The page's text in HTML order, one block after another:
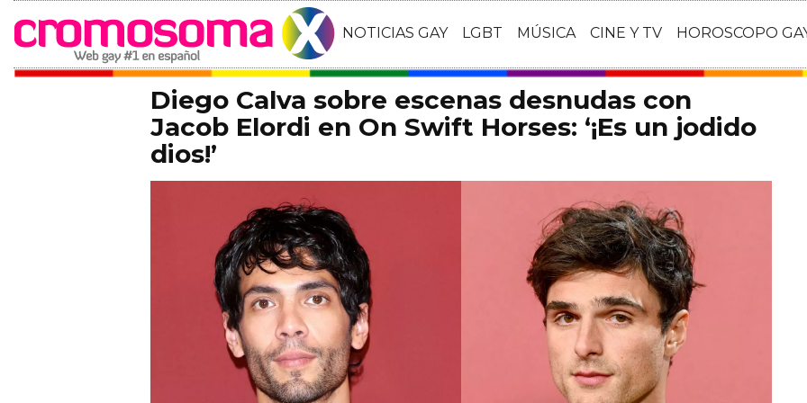
NOTICIAS GAY LGBT MÚSICA CINE Y TV HOROSCOPO
Diego Calva sobre escenas desnudas con
Jacob Elordi en On Swift Horses: ‘¡Es un jodido
dios!’